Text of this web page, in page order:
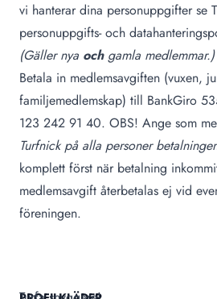
vi hanterar dina personuppgifter se
personuppgifts- och
(Gäller nya ochgamla medlemmar.)
Betala in medlemsavgiften (vuxen,
familjemedlemskap) till BankGiro
123 242 91 40. OBS! Ange som
Turfnick på alla personer
komplett först när betalning
medlemsavgift återbetalas ej vid
föreningen.